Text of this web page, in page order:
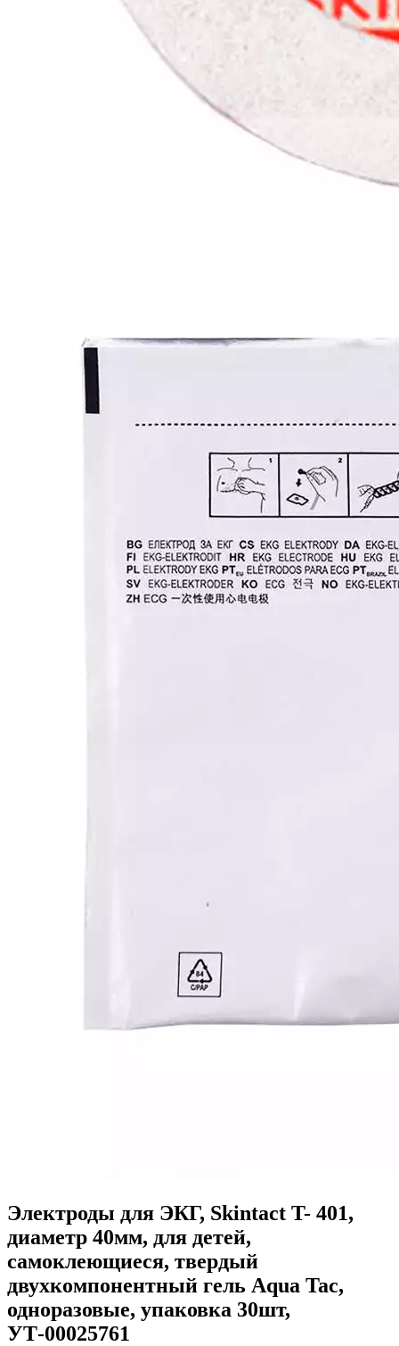
Электроды для ЭКГ, Skintact T- 401,
диаметр 40мм, для детей,
самоклеющиеся, твердый
двухкомпонентный гель Aqua Tac,
одноразовые, упаковка 30шт,
УТ-00025761